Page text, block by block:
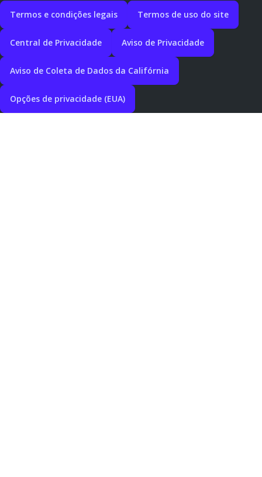
Termos e condições legais Termos de uso do site
Central de Privacidade Aviso de Privacidade
Aviso de Coleta de Dados da Califórnia
Opções de privacidade (EUA)